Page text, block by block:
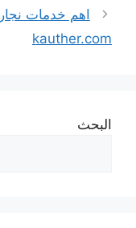
kauther.com
البحث